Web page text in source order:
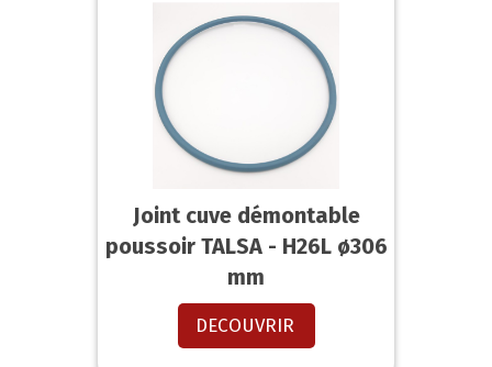
Joint cuve démontable
poussoir TALSA - H26L ø306
mm
DECOUVRIR